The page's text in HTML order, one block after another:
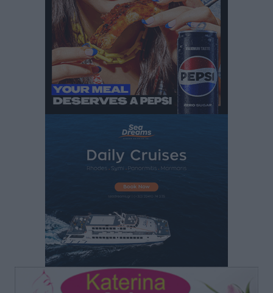
Στρατηγικές Προτάσεις για την Ενίσχυση της
Δημόσιας Υγείας στη Νησιωτική Ελλάδα και στα
Νοσοκομεία της Γ΄ Ζώνης
Τοπικές Ειδήσεις• πριν 3 ώρες
Πάνθηρες: Ξεκίνησαν αισιόδοξοι για την παρθενική
“πτήση” τους
Αθλητικά• πριν 3 ώρες
Αθλητικά• πριν 3 ώρες
Κλεάνθης: Έτοιμες οι κάρτες διαρκείας της νέας
σεζόν
Αθλητικά πριν 4 ώρες